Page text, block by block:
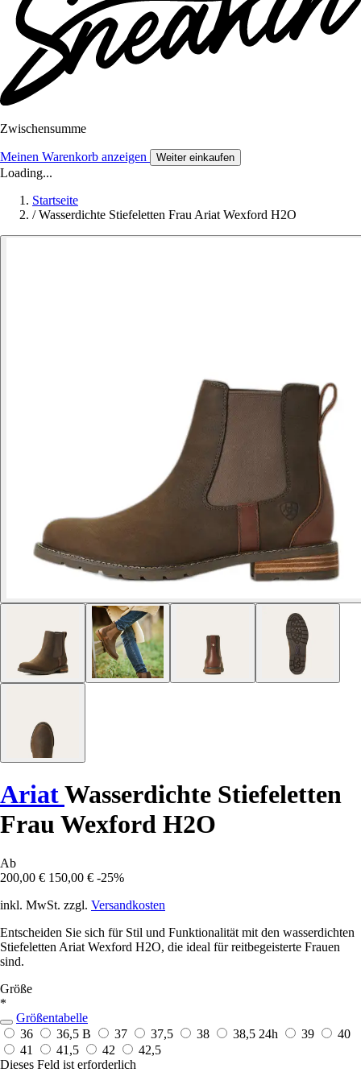
Zwischensumme
Meinen Warenkorb anzeigen Weiter einkaufen
Loading...
Startseite
/ Wasserdichte Stiefeletten Frau Ariat Wexford H2O
AriatWasserdichte Stiefeletten
Frau Wexford H2O
Ab
200,00 € 150,00 € -25%
inkl. MwSt. zzgl. Versandkosten
Entscheiden Sie sich für Stil und Funktionalität mit den wasserdichten
Stiefeletten Ariat Wexford H2O, die ideal für reitbegeisterte Frauen
sind.
Größe
*
Größentabelle
36
36,5 B 37 37,5 38 38,5 24h 39
40
41
41,5 42
42,5
Dieses Feld ist erforderlich